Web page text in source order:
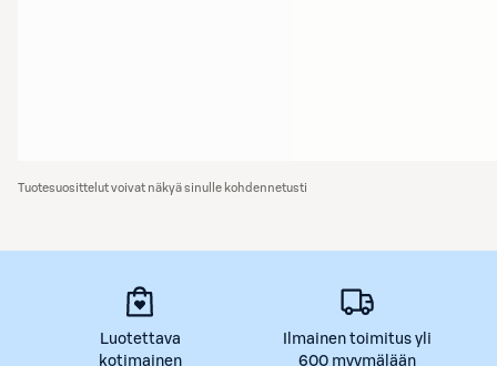
Tuotesuosittelut voivat näkyä sinulle kohdennetusti
Luotettava
kotimainen
Ilmainen toimitus yli
600 myymälään